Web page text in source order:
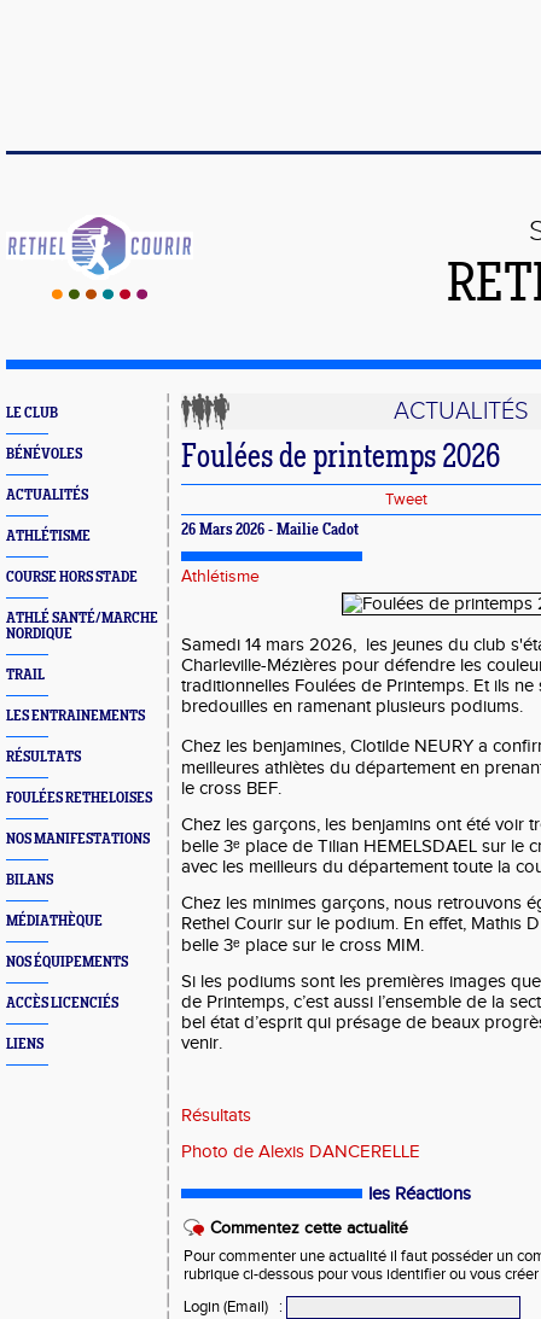
LE CLUB
BÉNÉVOLES
ACTUALITÉS
ATHLÉTISME
COURSE HORS STADE
ATHLÉ SANTÉ/MARCHE
NORDIQUE
TRAIL
LES ENTRAINEMENTS
RÉSULTATS
FOULÉES RETHELOISES
NOS MANIFESTATIONS
BILANS
MÉDIATHÈQUE
NOS ÉQUIPEMENTS
ACCÈS LICENCIÉS
LIENS
ACTUALITÉS
Foulées de printemps 2026
Tweet
26 Mars 2026 - Mailie Cadot
Athlétisme
Samedi 14 mars 2026, les jeunes du club
Charleville-Mézières pour défendre les
traditionnelles Foulées de Printemps. Et ils
bredouilles en ramenant plusieurs podiums.
Chez les benjamines, Clotilde NEURY a
meilleures athlètes du département en
le cross BEF.
Chez les garçons, les benjamins ont été voir
belle 3ᵉ place de Tilian HEMELSDAEL sur le
avec les meilleurs du département toute la
Chez les minimes garçons, nous retrouvons
Rethel Courir sur le podium. En effet, Mathis
belle 3ᵉ place sur le cross MIM.
Si les podiums sont les premières images
de Printemps, c’est aussi l’ensemble de la
bel état d’esprit qui présage de beaux
venir.
Résultats
Photo de Alexis DANCERELLE
les Réactions
Commentez cette actualité
Pour commenter une actualité il faut posséder un
rubrique ci-dessous pour vous identifier ou vous
Login (Email)
: